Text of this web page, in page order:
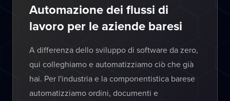
Automazione dei flussi di
lavoro per le aziende baresi
A differenza dello sviluppo di software da zero,
qui colleghiamo e automatizziamo ciò che già
hai. Per l'industria e la componentistica barese
automatizziamo ordini, documenti e